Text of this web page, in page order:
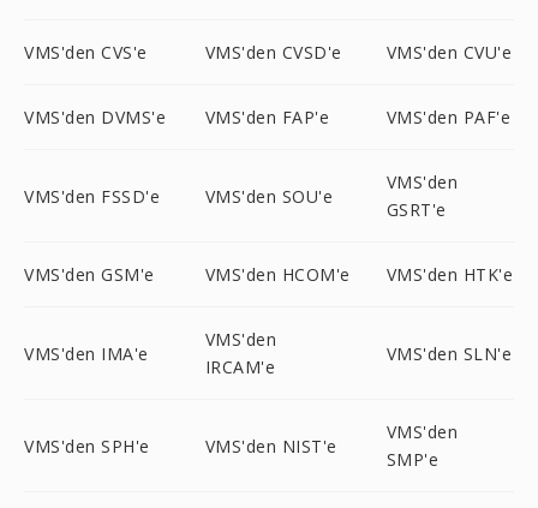
VMS'den CVS'e VMS'den CVSD'e VMS'den CVU'e
VMS'den DVMS'e VMS'den FAP'e VMS'den PAF'e
VMS'den FSSD'e VMS'den SOU'e
VMS'den
GSRT'e
VMS'den GSM'e VMS'den HCOM'e VMS'den HTK'e
VMS'den IMA'e
VMS'den
IRCAM'e
VMS'den SLN'e
VMS'den SPH'e VMS'den NIST'e
VMS'den
SMP'e